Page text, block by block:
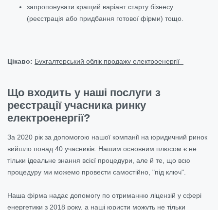
запропонувати кращий варіант старту бізнесу
(реєстрація або придбання готової фірми) тощо.
Цікаво: Бухгалтерський облік продажу електроенергії
Що входить у наші послуги з
реєстрації учасника ринку
електроенергії?
За 2020 рік за допомогою нашої компанії на юридичний ринок
вийшло понад 40 учасників. Нашим основним плюсом є не
тільки ідеальне знання всієї процедури, але й те, що всю
процедуру ми можемо провести самостійно, "під ключ".
Наша фірма надає допомогу по отриманню ліцензій у сфері
енергетики з 2018 року, а наші юристи можуть не тільки